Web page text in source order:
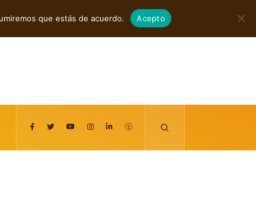
agosto 7, 2026
que estás de acuerdo. Acepto